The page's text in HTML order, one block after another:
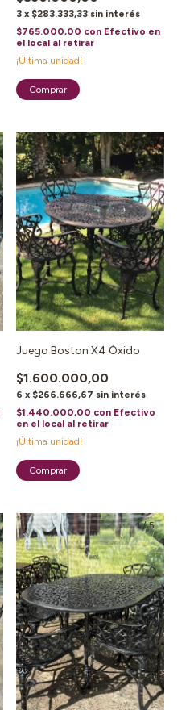
3 x $283.333,33 sin interés
$765.000,00 con Efectivo en
el local al retirar
¡Última unidad!
1/3
Juego Boston X4 Óxido
$1.600.000,00
6 x $266.666,67 sin interés
$1.440.000,00 con Efectivo
en el local al retirar
¡Última unidad!
1/5